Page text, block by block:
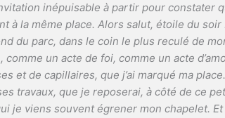
inépuisable à partir pour constater
à la même place. Alors salut, étoile du
du parc, dans le coin le plus reculé de
un acte de foi, comme un acte
et de capillaires, que j’ai marqué ma
travaux, que je reposerai, à côté de ce
je viens souvent égrener mon chapelet.